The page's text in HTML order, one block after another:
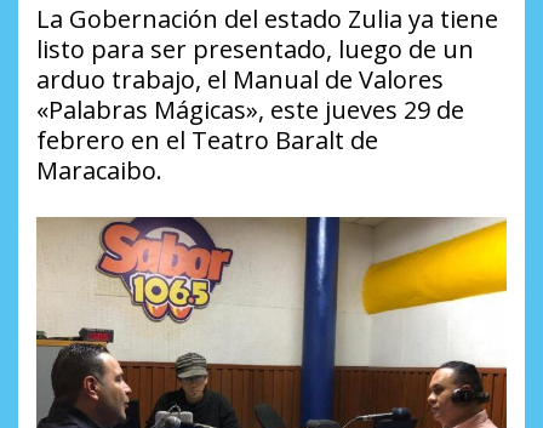
La Gobernación del estado Zulia ya tiene
listo para ser presentado, luego de un
arduo trabajo, el Manual de Valores
«Palabras Mágicas», este jueves 29 de
febrero en el Teatro Baralt de
Maracaibo.